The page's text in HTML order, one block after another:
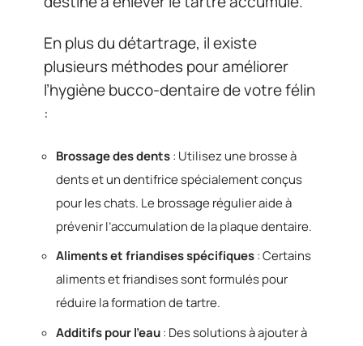
En plus du détartrage, il existe
plusieurs méthodes pour améliorer
l’hygiène bucco-dentaire de votre félin
:
Brossage des dents: Utilisez une brosse à
dents et un dentifrice spécialement conçus
pour les chats. Le brossage régulier aide à
prévenir l’accumulation de la plaque dentaire.
Aliments et friandises spécifiques: Certains
aliments et friandises sont formulés pour
réduire la formation de tartre.
Additifs pour l’eau: Des solutions à ajouter à